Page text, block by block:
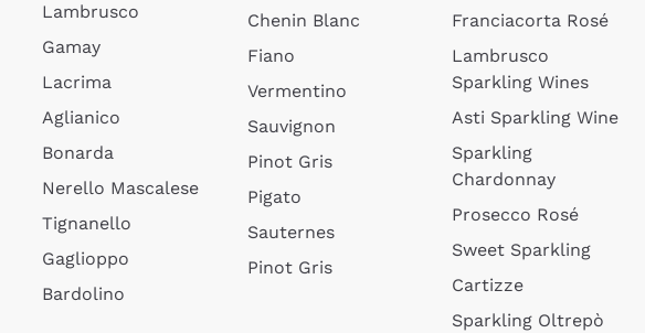
Lambrusco
Gamay
Lacrima
Aglianico
Bonarda
Nerello Mascalese
Tignanello
Gaglioppo
Bardolino
Chenin Blanc
Fiano
Vermentino
Sauvignon
Pinot Gris
Pigato
Sauternes
Pinot Gris
Franciacorta Rosé
Lambrusco
Sparkling Wines
Asti Sparkling Wine
Sparkling
Chardonnay
Prosecco Rosé
Sweet Sparkling
Cartizze
Sparkling Oltrepò